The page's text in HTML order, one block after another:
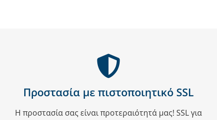
Προστασία με πιστοποιητικό SSL
Η προστασία σας είναι προτεραιότητά μας! SSL για